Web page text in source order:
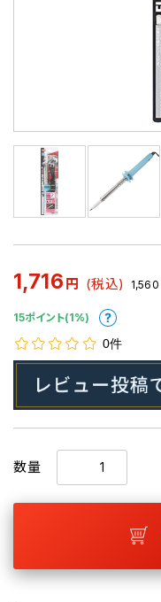
1,716 円 (税込) 1,560
15ポイント(1%)
0件
数量